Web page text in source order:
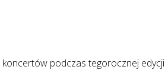
koncertów podczas tegorocznej edycji